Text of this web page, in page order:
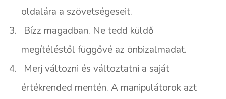
oldalára a szövetségeseit.
3.
Bízz magadban. Ne tedd küldő
megítéléstől függővé az önbizalmadat.
4.
Merj változni és változtatni a saját
értékrended mentén. A manipulátorok azt